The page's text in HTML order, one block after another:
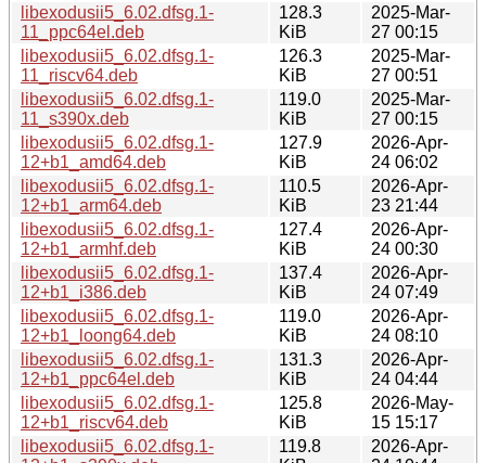
libexodusii5_6.02.dfsg.1-
11_ppc64el.deb
128.3
KiB
2025-Mar-
27 00:15
libexodusii5_6.02.dfsg.1-
11_riscv64.deb
126.3
KiB
2025-Mar-
27 00:51
libexodusii5_6.02.dfsg.1-
11_s390x.deb
119.0
KiB
2025-Mar-
27 00:15
libexodusii5_6.02.dfsg.1-
12+b1_amd64.deb
127.9
KiB
2026-Apr-
24 06:02
libexodusii5_6.02.dfsg.1-
12+b1_arm64.deb
110.5
KiB
2026-Apr-
23 21:44
libexodusii5_6.02.dfsg.1-
12+b1_armhf.deb
127.4
KiB
2026-Apr-
24 00:30
libexodusii5_6.02.dfsg.1-
12+b1_i386.deb
137.4
KiB
2026-Apr-
24 07:49
libexodusii5_6.02.dfsg.1-
12+b1_loong64.deb
119.0
KiB
2026-Apr-
24 08:10
libexodusii5_6.02.dfsg.1-
12+b1_ppc64el.deb
131.3
KiB
2026-Apr-
24 04:44
libexodusii5_6.02.dfsg.1-
12+b1_riscv64.deb
125.8
KiB
2026-May-
15 15:17
libexodusii5_6.02.dfsg.1-
119.8
2026-Apr-